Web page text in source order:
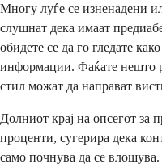
Многу луѓе се изненадени
слушнат дека имаат
обидете се да го гледате
информации. Фаќате нешто
стил можат да направат
Долниот крај на опсегот за
проценти, сугерира дека
само почнува да се